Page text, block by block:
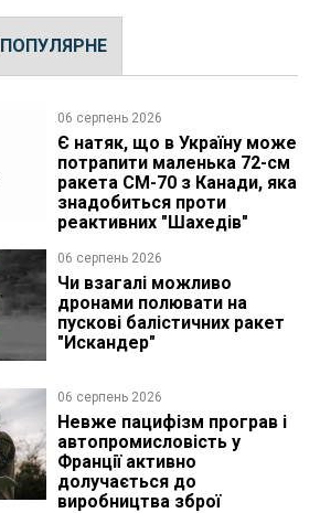
ПОПУЛЯРНЕ
06 серпень 2026
Є натяк, що в Україну може
потрапити маленька 72-см
ракета CM-70 з Канади, яка
знадобиться проти
реактивних "Шахедів"
06 серпень 2026
Чи взагалі можливо
дронами полювати на
пускові балістичних ракет
"Искандер"
06 серпень 2026
Невже пацифізм програв і
автопромисловість у
Франції активно
долучається до
виробництва зброї